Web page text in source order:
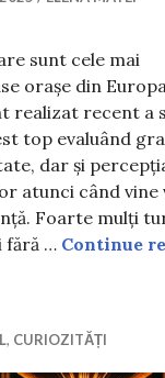
sunt cele mai
orașe din
realizat recent a
top evaluând
dar și
atunci când vine
Foarte mulți
fără … Continue
, CURIOZITĂȚI